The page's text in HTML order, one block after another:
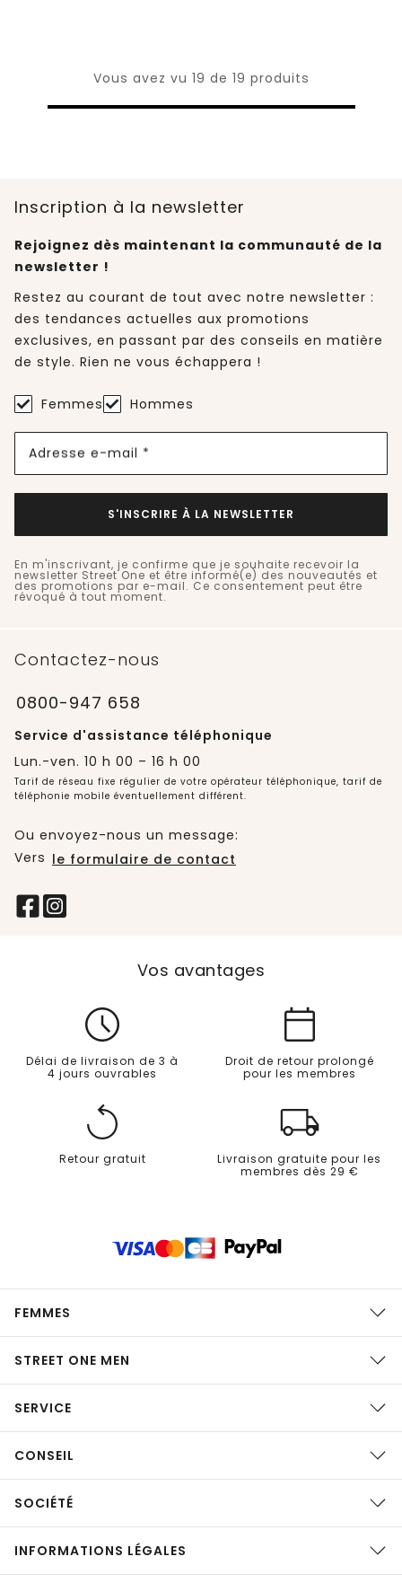
Vous avez vu 19 de 19 produits
Inscription à la newsletter
Rejoignez dès maintenant la communauté de la
newsletter !
Restez au courant de tout avec notre newsletter :
des tendances actuelles aux promotions
exclusives, en passant par des conseils en matière
de style. Rien ne vous échappera !
Femmes Hommes
Adresse e-mail *
S'INSCRIRE À LA NEWSLETTER
En m'inscrivant, je confirme que je souhaite recevoir la
newsletter Street One et être informé(e) des nouveautés et
des promotions par e-mail. Ce consentement peut être
révoqué à tout moment.
Contactez-nous
0800-947 658
Service d'assistance téléphonique
Lun.-ven. 10 h 00 – 16 h 00
Tarif de réseau fixe régulier de votre opérateur téléphonique, tarif de
téléphonie mobile éventuellement différent.
Ou envoyez-nous un message:
Vers le formulaire de contact
Vos avantages
Délai de livraison de 3 à
4 jours ouvrables
Droit de retour prolongé
pour les membres
Retour gratuit
Livraison gratuite pour les
membres dès 29 €
FEMMES
STREET ONE MEN
SERVICE
CONSEIL
SOCIÉTÉ
INFORMATIONS LÉGALES